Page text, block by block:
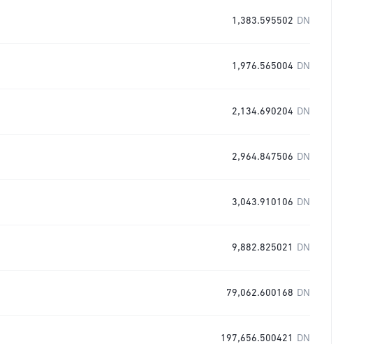
1,383.595502 DN
1,976.565004 DN
2,134.690204 DN
2,964.847506 DN
3,043.910106 DN
9,882.825021 DN
79,062.600168 DN
197,656.500421 DN